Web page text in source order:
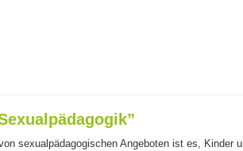
sexualpädagogischen Angeboten ist es, Kinder